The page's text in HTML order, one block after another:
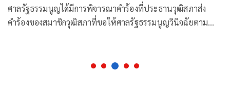
ศาลรัฐธรรมนูญได้มีการพิจารณาคำร้องที่ประธานวุฒิสภาส่ง
คำร้องของสมาชิกวุฒิสภาที่ขอให้ศาลรัฐธรรมนูญวินิจฉัยตาม